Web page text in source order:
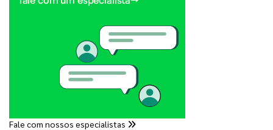
Fale com nossos especialistas